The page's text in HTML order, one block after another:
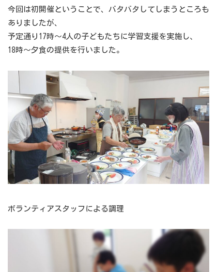
今回は初開催ということで、バタバタしてしまうところも
ありましたが、
予定通り17時〜4人の子どもたちに学習支援を実施し、
18時〜夕食の提供を行いました。
ボランティアスタッフによる調理